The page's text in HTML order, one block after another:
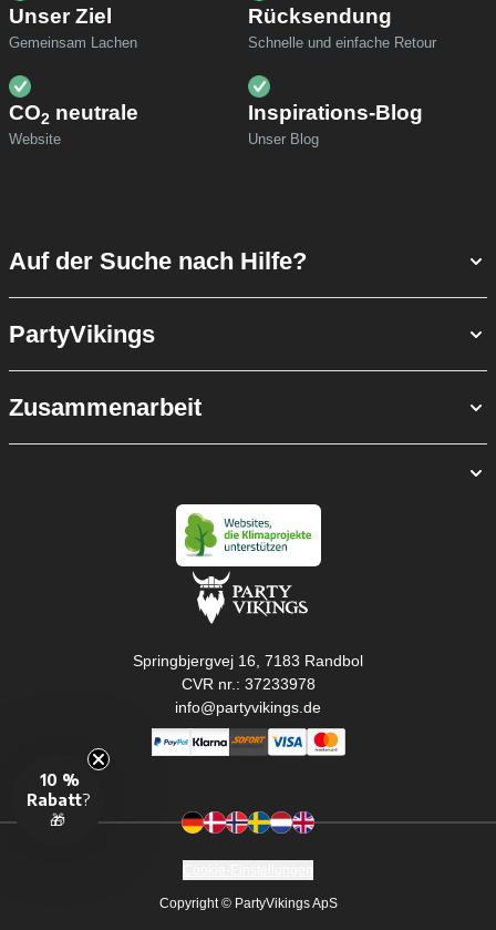
Unser Ziel
Gemeinsam Lachen
Rücksendung
Schnelle und einfache Retour
CO2 neutrale
Website
Inspirations-Blog
Unser Blog
Auf der Suche nach Hilfe?
PartyVikings
Zusammenarbeit
Springbjergvej 16, 7183 Randbol
CVR nr.: 37233978
info@partyvikings.de
Copyright © PartyVikings ApS
10 %
Rabatt?
🎁